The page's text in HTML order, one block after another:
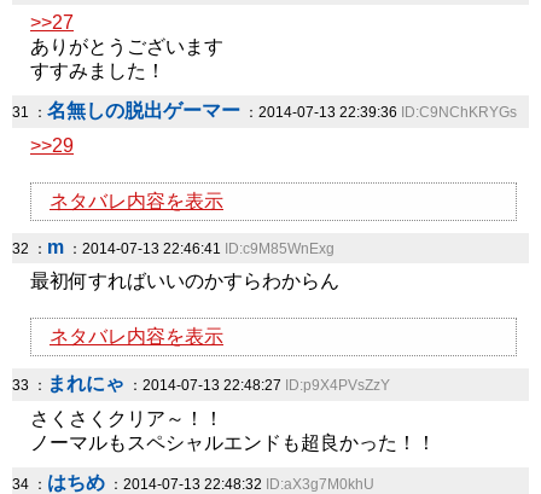
>>27
ありがとうございます
すすみました！
31 ： 名無しの脱出ゲーマー ：2014-07-13 22:39:36 ID:C9NChKRYGs
>>29
ネタバレ内容を表示
32 ： m ：2014-07-13 22:46:41 ID:c9M85WnExg
最初何すればいいのかすらわからん
ネタバレ内容を表示
33 ： まれにゃ ：2014-07-13 22:48:27 ID:p9X4PVsZzY
さくさくクリア～！！
ノーマルもスペシャルエンドも超良かった！！
34 ： はちめ ：2014-07-13 22:48:32 ID:aX3g7M0khU